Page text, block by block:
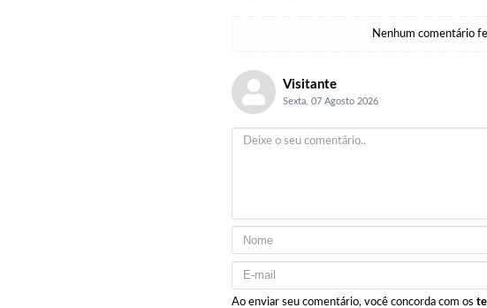
Nenhum comentário
Visitante
Sexta, 07 Agosto 2026
Ao enviar seu comentário, você concorda com os